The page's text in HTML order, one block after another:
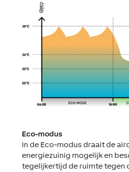
Eco-modus
In de Eco-modus draait de
energiezuinig mogelijk en
tegelijkertijd de ruimte tegen